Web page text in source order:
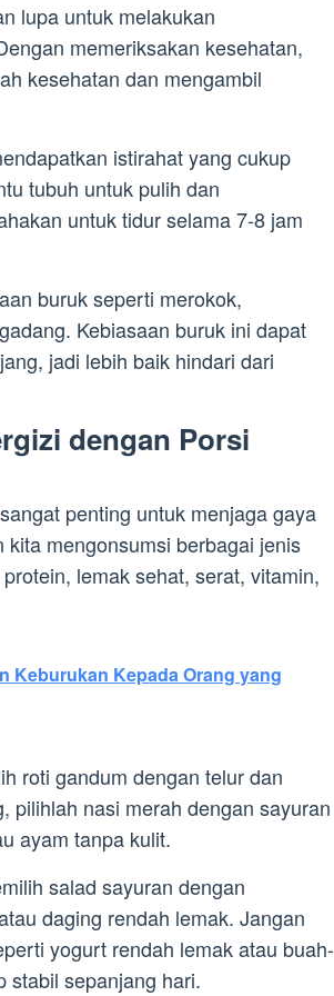
lupa untuk melakukan
memeriksakan kesehatan,
kesehatan dan mengambil
istirahat yang cukup
tubuh untuk pulih dan
untuk tidur selama 7-8 jam
buruk seperti merokok,
Kebiasaan buruk ini dapat
jadi lebih baik hindari dari
dengan Porsi
penting untuk menjaga gaya
mengonsumsi berbagai jenis
lemak sehat, serat, vitamin,
Keburukan Kepada Orang yang
roti gandum dengan telur dan
pilihlah nasi merah dengan sayuran
ayam tanpa kulit.
salad sayuran dengan
daging rendah lemak. Jangan
yogurt rendah lemak atau buah-
stabil sepanjang hari.